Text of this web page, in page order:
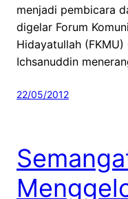
menjadi pembicara
digelar Forum
Hidayatullah
Ichsanuddin
22/05/2012